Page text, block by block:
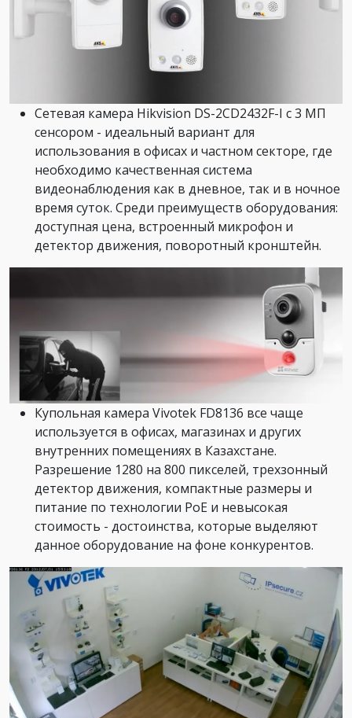
Сетевая камера Hikvision DS-2CD2432F-I с 3 МП
сенсором - идеальный вариант для
использования в офисах и частном секторе, где
необходимо качественная система
видеонаблюдения как в дневное, так и в ночное
время суток. Среди преимуществ оборудования:
доступная цена, встроенный микрофон и
детектор движения, поворотный кронштейн.
Купольная камера Vivotek FD8136 все чаще
используется в офисах, магазинах и других
внутренних помещениях в Казахстане.
Разрешение 1280 на 800 пикселей, трехзонный
детектор движения, компактные размеры и
питание по технологии PoE и невысокая
стоимость - достоинства, которые выделяют
данное оборудование на фоне конкурентов.